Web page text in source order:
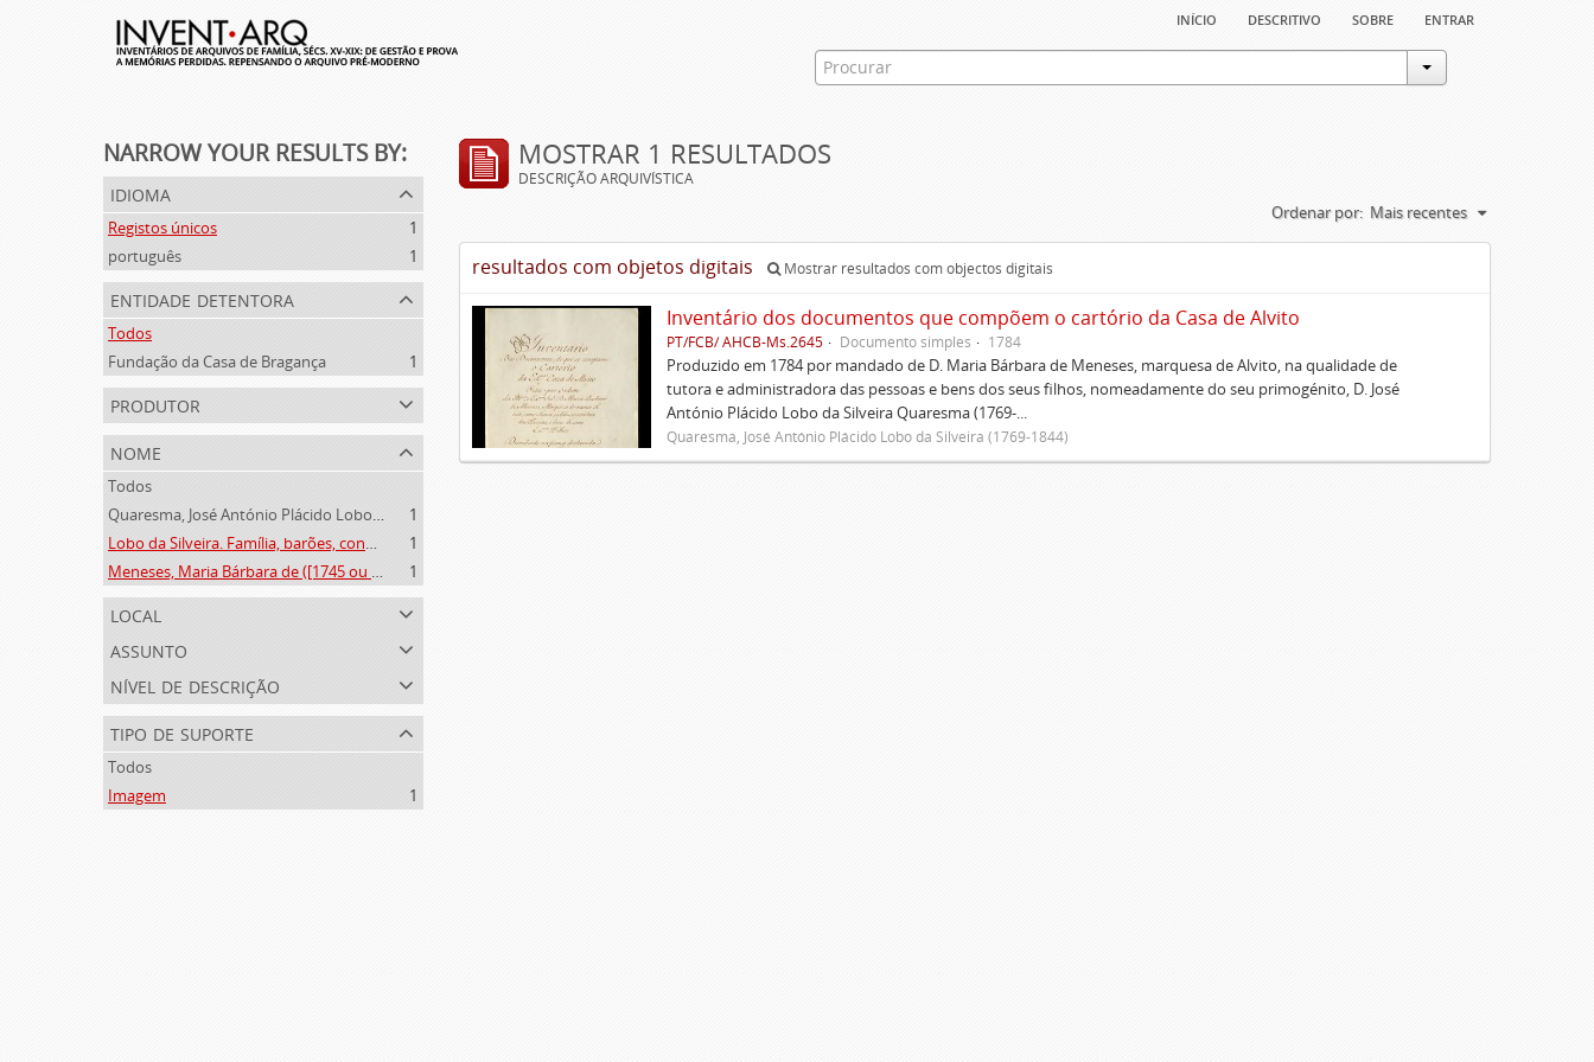
início descritivo sobre entrar
NARROW YOUR RESULTS BY:
idioma
Registos únicos
1
português
1
entidade detentora
Todos
Fundação da Casa de Bragança
1
produtor
nome
Todos
Quaresma, José António Plácido Lobo da Silveira (1769-1844)
1
Lobo da Silveira. Família, barões, condes e marqueses de Alvito (1475-1910)
1
Meneses, Maria Bárbara de ([1745 ou 1751]-[post. 1784])
1
local
assunto
nível de descrição
tipo de suporte
Todos
Imagem
1
MOSTRAR 1 RESULTADOS
DESCRIÇÃO ARQUIVÍSTICA
Ordenar por: Mais recentes
resultados com objetos digitais Mostrar resultados com objectos digitais
Inventário dos documentos que compõem o cartório da Casa de Alvito
PT/FCB/ AHCB-Ms.2645 Documento simples 1784
Produzido em 1784 por mandado de D. Maria Bárbara de Meneses, marquesa de Alvito, na qualidade de
tutora e administradora das pessoas e bens dos seus filhos, nomeadamente do seu primogénito, D. José
António Plácido Lobo da Silveira Quaresma (1769-...
Quaresma, José António Plácido Lobo da Silveira (1769-1844)